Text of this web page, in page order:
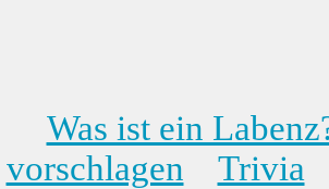
Was ist ein
vorschlagen
Trivia